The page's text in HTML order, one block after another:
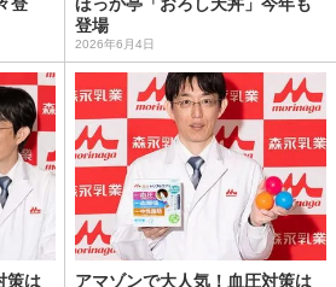
登
ほっか亭「おろし天丼」今年も
登場
2026年6月4日
策は アマゾンで大人気！血圧対策は